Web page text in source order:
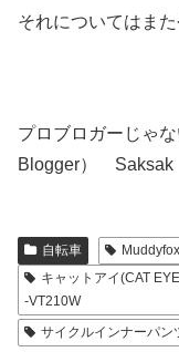
それについてはまた
プロブロガーじゃ
Blogger） Saksak
自転車
キャットアイ(CAT
-VT210W
サイクルインナーパン